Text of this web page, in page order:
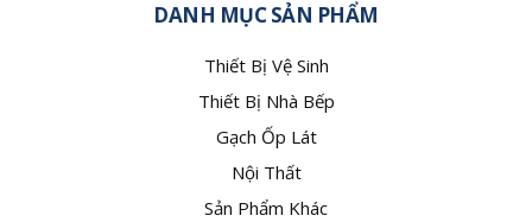
DANH MỤC SẢN PHẨM
Thiết Bị Vệ Sinh
Thiết Bị Nhà Bếp
Gạch Ốp Lát
Nội Thất
Sản Phẩm Khác